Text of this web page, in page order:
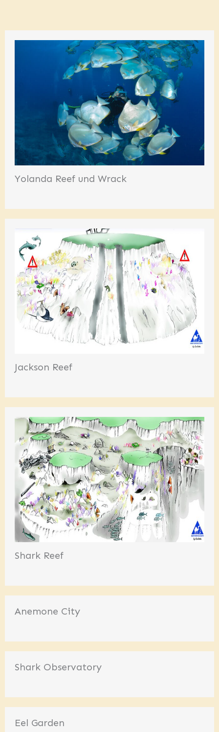
Yolanda Reef und Wrack
Jackson Reef
Shark Reef
Anemone City
Shark Observatory
Eel Garden